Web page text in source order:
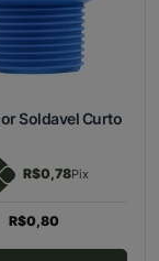
Soldavel Curto
R$0,78Pix
R$0,80